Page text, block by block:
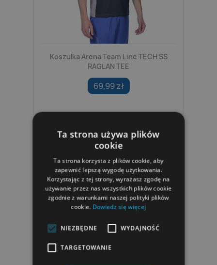
Koszulka Arena Team Line TECH SS
RAGLAN TEE
69,99 zł
Ta strona używa plików
cookie
Ta strona korzysta z plików cookie, aby
zapewnić lepszą wygodę użytkowania.
Korzystając z tej strony, wyrażasz zgodę na
używanie przez nas wszystkich plików cookie
zgodnie z warunkami naszej polityki plików
cookie. Dowiedz się więcej
NIEZBĘDNE WYDAJNOŚĆ
TARGETOWANIE